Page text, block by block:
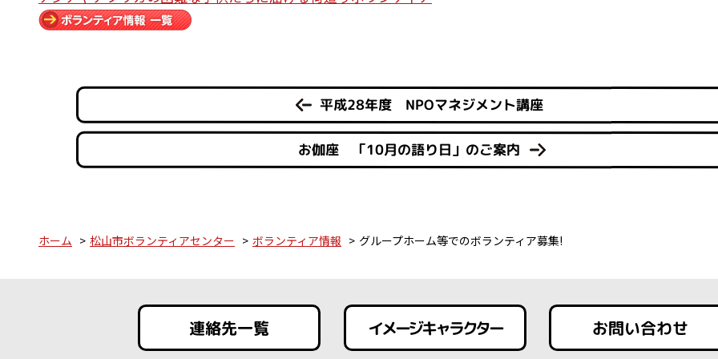
平成28年度 NPOマネジメント講座
お伽座 「10月の語り日」のご案内
ホーム 松山市ボランティアセンター ボランティア情報 グループホーム等でのボランティア募集!
連絡先一覧 イメージキャラクター お問い合わせ